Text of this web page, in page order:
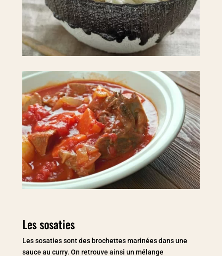
Les sosaties
Les sosaties sont des brochettes marinées dans une
sauce au curry. On retrouve ainsi un mélange